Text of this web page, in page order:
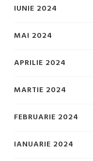
IUNIE 2024
MAI 2024
APRILIE 2024
MARTIE 2024
FEBRUARIE 2024
IANUARIE 2024